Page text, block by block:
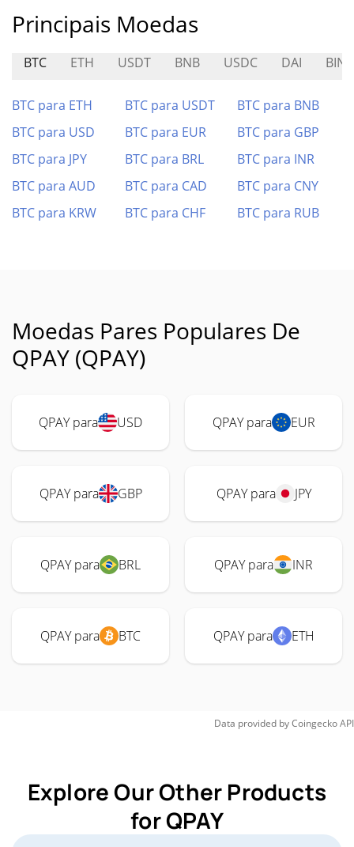
Principais Moedas
BTC ETH USDT BNB USDC DAI BINK
BTC para ETH BTC para USDT
BTC para BNB
BTC para USD
BTC para EUR
BTC para GBP
BTC para JPY
BTC para BRL
BTC para INR
BTC para AUD
BTC para CAD
BTC para CNY
BTC para KRW
BTC para CHF BTC para RUB
Moedas Pares Populares De
QPAY (QPAY)
QPAY para USD QPAY para EUR
QPAY para GBP QPAY para JPY
QPAY para BRL QPAY para INR
QPAY para BTC QPAY para ETH
Data provided byCoingeckoAPI
Explore Our Other Products
for QPAY